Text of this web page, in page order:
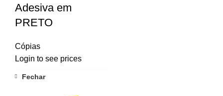
Adesiva em
PRETO
Cópias
Login to see prices
Fechar